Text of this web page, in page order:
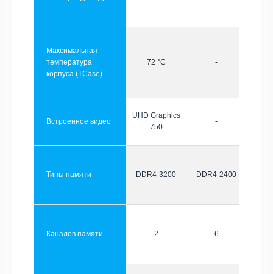
Максимальная
температура
корпуса (TCase)
72 °C -
Встроенное видео
UHD Graphics
750
-
Типы памяти DDR4-3200 DDR4-2400
Каналов памяти 2 6